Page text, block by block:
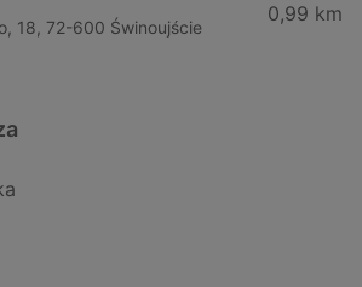
18, 72-600 Świnoujście
0,99 km